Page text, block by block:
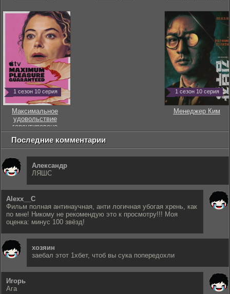
1 сезон 10 серия
Максимальное
удовольствие
гарантировано
1 сезон 10 серия
Менеджер Ким
Последние комментарии
Александр
ЛЯШС
Alexx__C
Фильм полная антинаучная, анти логичная убогая хрень, как
по мне! Никому не рекомендую это к просмотру!!! Моя
оценка: минус 100 звёзд!
хозяин
заебал этот 1хбет, чтоб вы сука попередохли
Игорь
Ага